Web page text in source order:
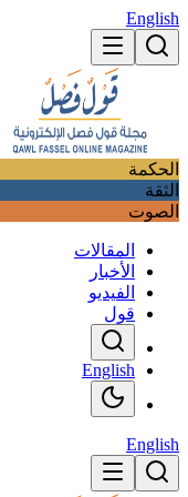
English
الحكمة
الثقة
الصوت
المقالات
الأخبار
الفيديو
قول
English
English